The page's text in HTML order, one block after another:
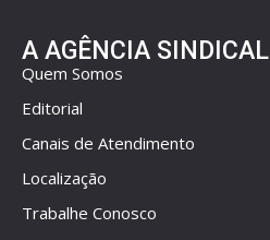
A AGÊNCIA SINDICAL
Quem Somos
Editorial
Canais de Atendimento
Localização
Trabalhe Conosco